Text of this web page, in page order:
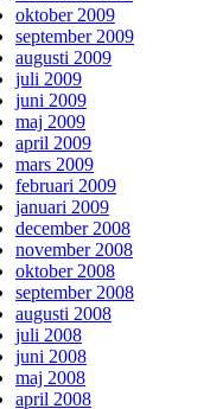
oktober 2009
september 2009
augusti 2009
juli 2009
juni 2009
maj 2009
april 2009
mars 2009
februari 2009
januari 2009
december 2008
november 2008
oktober 2008
september 2008
augusti 2008
juli 2008
juni 2008
maj 2008
april 2008